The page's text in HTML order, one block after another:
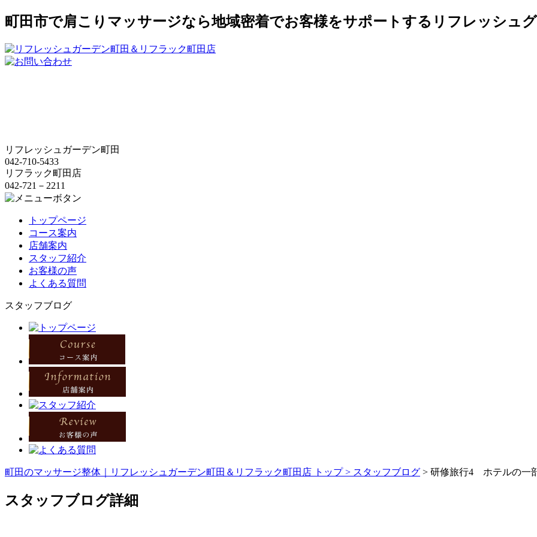
町田市で肩こりマッサージなら地域密着でお客様をサポートするリフレッシュ
リフレッシュガーデン町田
042-710-5433
リフラック町田店
042-721－2211
トップページ
コース案内
店舗案内
スタッフ紹介
お客様の声
よくある質問
スタッフブログ
町田のマッサージ整体｜リフレッシュガーデン町田＆リフラック町田店 トップ > スタッフブログ > 研修旅行4 ホテルの一
スタッフブログ詳細